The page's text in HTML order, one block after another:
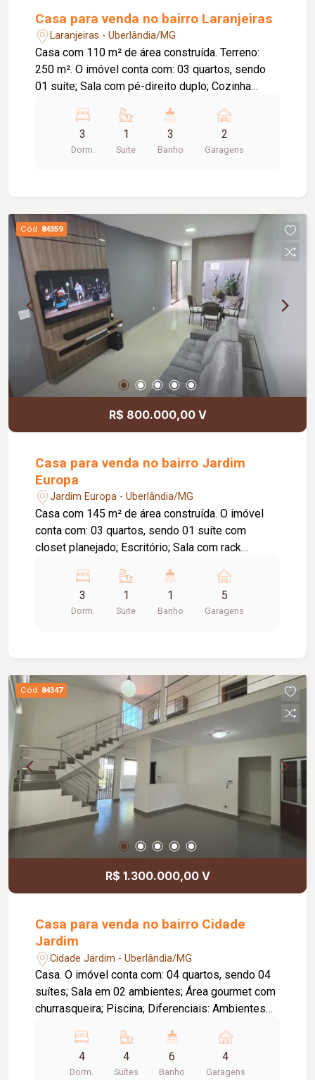
Casa para venda no bairro Laranjeiras
Laranjeiras - Uberlândia/MG
Casa com 110 m² de área construída. Terreno:
250 m². O imóvel conta com: 03 quartos, sendo
01 suíte; Sala com pé-direito duplo; Cozinha
churrasqueira; Diferenciais: Preparação para ar-
condicionado em todos os quartos; Preparação
para água quente nos banheiros e na cozinha;
de 05 bocas e forno elétrico já instalados;
Fechadura digital; Porteiro eletrônico com visor;
Projeto moderno com excelente iluminação
natural e acabamento de alto padrão.
3
Dorm.
1
Suite
3
Banho
2
Garagens
Cód. 84359
R$ 800.000,00 V
Casa para venda no bairro Jardim
Europa
Jardim Europa - Uberlândia/MG
Casa com 145 m² de área construída. O imóvel
conta com: 03 quartos, sendo 01 suíte com
closet planejado; Escritório; Sala com rack
planejados, cooktop e forno embutido; Banheiros
com box em blindex, espelhos e aquecimento
solar; Área gourmet com churrasqueira, pia e
portas de correr; Ar-condicionado em 02 quartos;
Aquecimento solar para cozinha e banheiros;
Sistema de monitoramento com 08 câmeras;
Painel integrado de 21 polegadas na cozinha;
Interfone com trava e abertura automática; Piso
interno em porcelanato polido e área externa em
porcelanato acetinado; Jardim de inverno com
blindex; Imóvel quitado e com escritura.
3
Dorm.
1
Suite
1
Banho
5
Garagens
Cód. 84347
R$ 1.300.000,00 V
Casa para venda no bairro Cidade
Jardim
Cidade Jardim - Uberlândia/MG
Casa. O imóvel conta com: 04 quartos, sendo 04
suítes; Sala em 02 ambientes; Área gourmet com
churrasqueira; Piscina; Diferenciais: Ambientes
praticidade.
4
Dorm.
4
Suítes
6
Banho
4
Garagens